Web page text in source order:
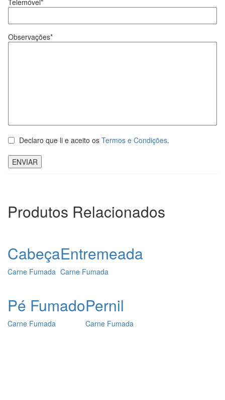
Telemóvel*
Observações*
Declaro que li e aceito os Termos e Condições.
Produtos Relacionados
Cabeça
Carne Fumada
Entremeada
Carne Fumada
Pé Fumado
Carne Fumada
Pernil
Carne Fumada